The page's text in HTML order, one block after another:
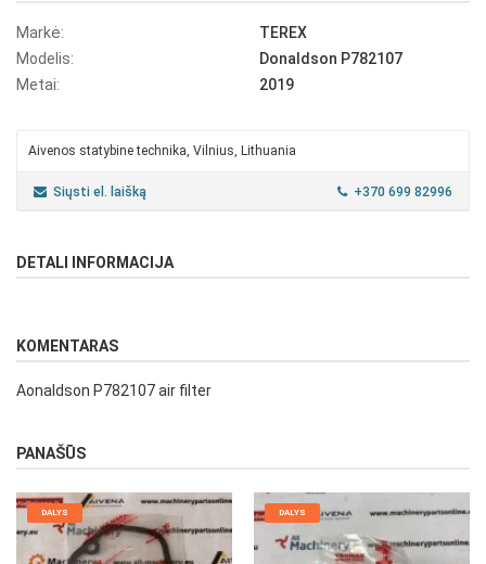
Markė:
TEREX
Modelis:
Donaldson P782107
Metai:
2019
Aivenos statybine technika, Vilnius, Lithuania
Siųsti el. laišką +370 699 82996
DETALI INFORMACIJA
KOMENTARAS
Aonaldson P782107 air filter
PANAŠŪS
DALYS DALYS